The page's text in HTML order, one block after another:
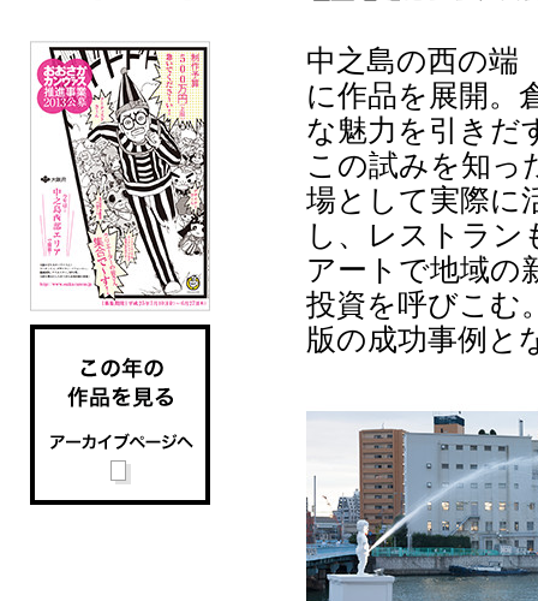
中之島の西の端
に作品を展開。
な魅力を引きだ
この試みを知っ
場として実際に
し、レストラン
アートで地域の
投資を呼びこむ
版の成功事例と